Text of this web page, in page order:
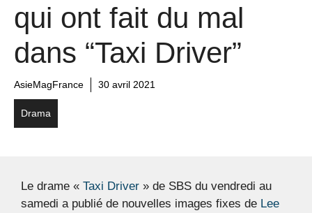
qui ont fait du mal
dans “Taxi Driver”
AsieMagFrance 30 avril 2021
Drama
Le drame « Taxi Driver » de SBS du vendredi au
samedi a publié de nouvelles images fixes de Lee